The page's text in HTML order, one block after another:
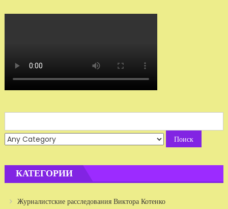
for:
КАТЕГОРИИ
Журналистские расследования Виктора Котенко